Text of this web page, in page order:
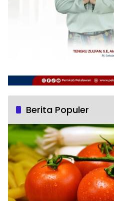
Berita Populer